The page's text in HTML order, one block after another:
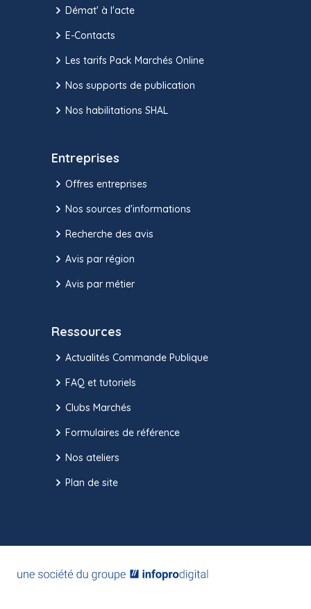
Démat' à l'acte
E-Contacts
Les tarifs Pack Marchés Online
Nos supports de publication
Nos habilitations SHAL
Entreprises
Offres entreprises
Nos sources d'informations
Recherche des avis
Avis par région
Avis par métier
Ressources
Actualités Commande Publique
FAQ et tutoriels
Clubs Marchés
Formulaires de référence
Nos ateliers
Plan de site